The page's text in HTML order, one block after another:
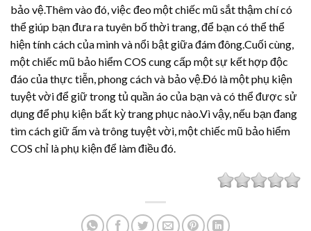
bảo vệ.Thêm vào đó, việc đeo một chiếc mũ sắt thậm chí có
thể giúp bạn đưa ra tuyên bố thời trang, để bạn có thể thể
hiện tính cách của mình và nổi bật giữa đám đông.Cuối cùng,
một chiếc mũ bảo hiểm COS cung cấp một sự kết hợp độc
đáo của thực tiễn, phong cách và bảo vệ.Đó là một phụ kiện
tuyệt vời để giữ trong tủ quần áo của bạn và có thể được sử
dụng để phụ kiện bất kỳ trang phục nào.Vì vậy, nếu bạn đang
tìm cách giữ ấm và trông tuyệt vời, một chiếc mũ bảo hiểm
COS chỉ là phụ kiện để làm điều đó.